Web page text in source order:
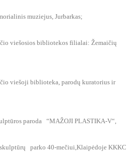
muziejus, Jurbarkas;
bibliotekos filialai: Žemaičių
biblioteka, parodų kuratorius ir
paroda “MAŽOJI PLASTIKA-V“,
parko 40-mečiui,Klaipėdoje KKKC